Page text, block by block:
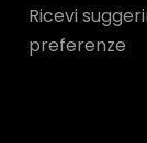
Ricevi
preferenze